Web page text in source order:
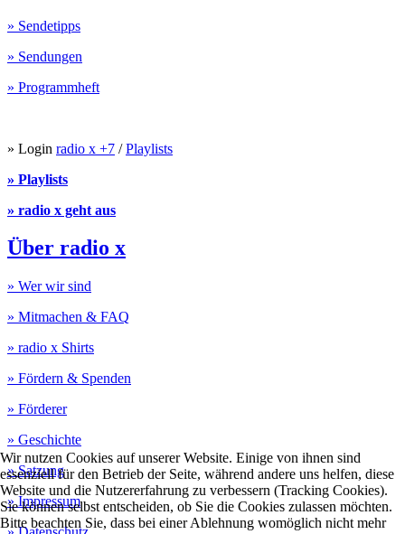
» Sendetipps
» Sendungen
» Programmheft
» Login radio x +7 /Playlists
» Playlists
» radio x geht aus
Über radio x
» Wer wir sind
» Mitmachen & FAQ
» radio x Shirts
» Fördern & Spenden
» Förderer
» Geschichte
» Satzung
» Impressum
Wir nutzen Cookies auf unserer Website. Einige von ihnen sind
essenziell für den Betrieb der Seite, während andere uns helfen, diese
Website und die Nutzererfahrung zu verbessern (Tracking Cookies).
Sie können selbst entscheiden, ob Sie die Cookies zulassen möchten.
Bitte beachten Sie, dass bei einer Ablehnung womöglich nicht mehr